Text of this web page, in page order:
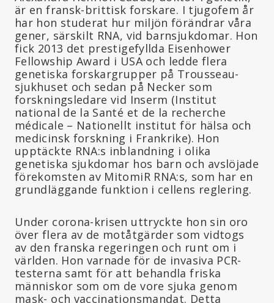
är en fransk-brittisk forskare. I tjugofem år
har hon studerat hur miljön förändrar våra
gener, särskilt RNA, vid barnsjukdomar. Hon
fick 2013 det prestigefyllda Eisenhower
Fellowship Award i USA och ledde flera
genetiska forskargrupper på Trousseau-
sjukhuset och sedan på Necker som
forskningsledare vid Inserm (Institut
national de la Santé et de la recherche
médicale – Nationellt institut för hälsa och
medicinsk forskning i Frankrike). Hon
upptäckte RNA:s inblandning i olika
genetiska sjukdomar hos barn och avslöjade
förekomsten av MitomiR RNA:s, som har en
grundläggande funktion i cellens reglering.
Under corona-krisen uttryckte hon sin oro
över flera av de motåtgärder som vidtogs
av den franska regeringen och runt om i
världen. Hon varnade för de invasiva PCR-
testerna samt för att behandla friska
människor som om de vore sjuka genom
mask- och vaccinationsmandat. Detta